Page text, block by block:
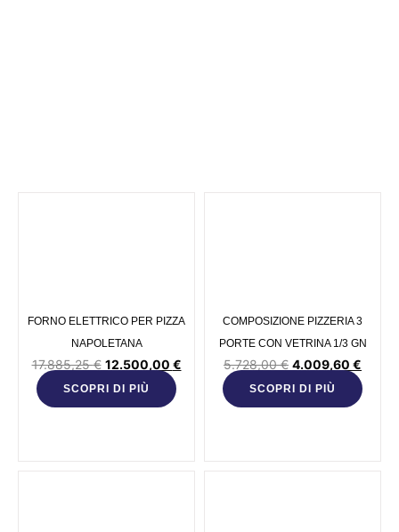
FORNO ELETTRICO PER PIZZA
NAPOLETANA
17.885,25€ 12.500,00 €
SCOPRI DI PIÙ
COMPOSIZIONE PIZZERIA 3
PORTE CON VETRINA 1/3 GN
5.728,00€ 4.009,60 €
SCOPRI DI PIÙ